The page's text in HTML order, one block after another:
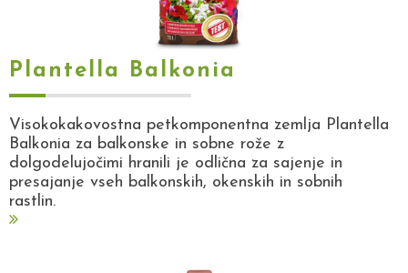
Plantella Balkonia
Visokokakovostna petkomponentna zemlja Plantella
Balkonia za balkonske in sobne rože z
dolgodelujočimi hranili je odlična za sajenje in
presajanje vseh balkonskih, okenskih in sobnih
rastlin.